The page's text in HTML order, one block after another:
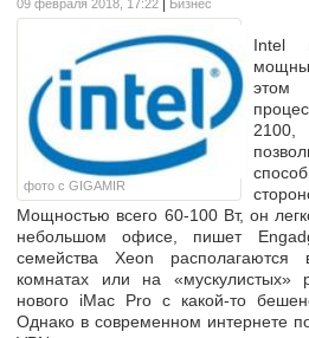
09 февраля 2018, 17:22 Бизнес
фото с GIGAMIR
Intel
этом
Мощностью всего 60-100 Вт, он
небольшом офисе, пишет
семейства Xeon располагаются
комнатах или на «мускулистых»
нового iMac Pro c какой-то
Однако в современном интернете